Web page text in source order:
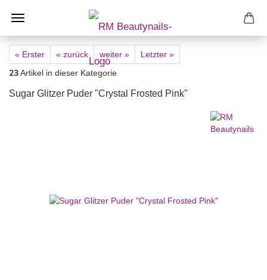
« Erster « zurück weiter » Letzter »
23Artikel in dieser Kategorie
Sugar Glitzer Puder "Crystal Frosted Pink"